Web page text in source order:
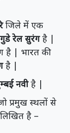
जिले में एक
रेल सुरंगहै |
है | भारत की
है |
नवीहै |
प्रमुख स्थलों से
है –